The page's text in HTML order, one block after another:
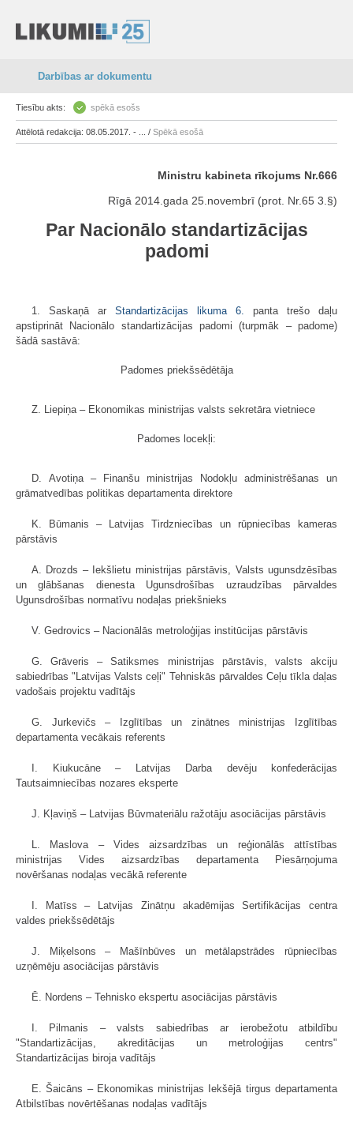
Darbības ar dokumentu
Tiesību akts: spēkā esošs
Attēlotā redakcija: 08.05.2017. - ... / Spēkā esošā
Ministru kabineta rīkojums Nr.666
Rīgā 2014.gada 25.novembrī (prot. Nr.65 3.§)
Par Nacionālo standartizācijas
padomi
1. Saskaņā ar Standartizācijas likuma 6.
panta trešo daļu
apstiprināt Nacionālo standartizācijas padomi (turpmāk – padome)
šādā sastāvā:
Padomes priekšsēdētāja
Z. Liepiņa – Ekonomikas ministrijas valsts sekretāra vietniece
Padomes locekļi:
D. Avotiņa – Finanšu ministrijas Nodokļu administrēšanas un
grāmatvedības politikas departamenta direktore
K. Būmanis – Latvijas Tirdzniecības un rūpniecības kameras
pārstāvis
A. Drozds – Iekšlietu ministrijas pārstāvis, Valsts ugunsdzēsības
un glābšanas dienesta Ugunsdrošības uzraudzības pārvaldes
Ugunsdrošības normatīvu nodaļas priekšnieks
V. Gedrovics – Nacionālās metroloģijas institūcijas pārstāvis
G. Grāveris – Satiksmes ministrijas pārstāvis, valsts akciju
sabiedrības "Latvijas Valsts ceļi" Tehniskās pārvaldes Ceļu tīkla daļas
vadošais projektu vadītājs
G. Jurkevičs – Izglītības un zinātnes ministrijas Izglītības
departamenta vecākais referents
I. Kiukucāne – Latvijas Darba devēju konfederācijas
Tautsaimniecības nozares eksperte
J. Kļaviņš – Latvijas Būvmateriālu ražotāju asociācijas pārstāvis
L. Maslova – Vides aizsardzības un reģionālās attīstības
ministrijas Vides aizsardzības departamenta Piesārņojuma
novēršanas nodaļas vecākā referente
I. Matīss – Latvijas Zinātņu akadēmijas Sertifikācijas centra
valdes priekšsēdētājs
J. Miķelsons – Mašīnbūves un metālapstrādes rūpniecības
uzņēmēju asociācijas pārstāvis
Ē. Nordens – Tehnisko ekspertu asociācijas pārstāvis
I. Pilmanis – valsts sabiedrības ar ierobežotu atbildību
"Standartizācijas, akreditācijas un metroloģijas centrs"
Standartizācijas biroja vadītājs
E. Šaicāns – Ekonomikas ministrijas Iekšējā tirgus departamenta
Atbilstības novērtēšanas nodaļas vadītājs